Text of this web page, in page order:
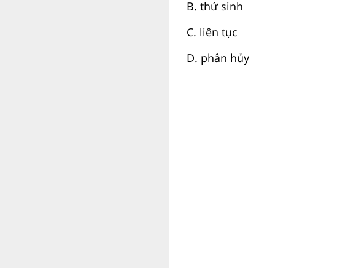
B. thứ sinh
C. liên tục
D. phân hủy